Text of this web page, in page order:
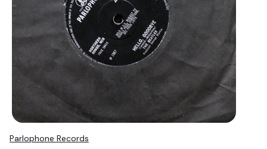
Parlophone Records